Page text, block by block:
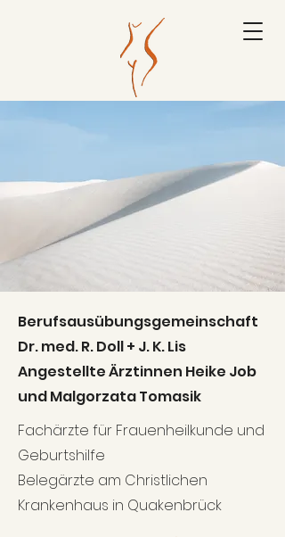
Berufsausübungsgemeinschaft Dr. R
Doll & J. Konrad Lis
Berufsausübungsgemeinschaft
Dr. med. R. Doll + J. K. Lis
Angestellte Ärztinnen Heike Job
und Malgorzata Tomasik
Fachärzte für Frauenheilkunde und
Geburtshilfe
Belegärzte am Christlichen
Krankenhaus in Quakenbrück